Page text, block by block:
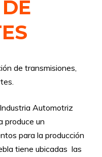
de transmisiones,
Automotriz
produce un
para la producción
tiene ubicadas las